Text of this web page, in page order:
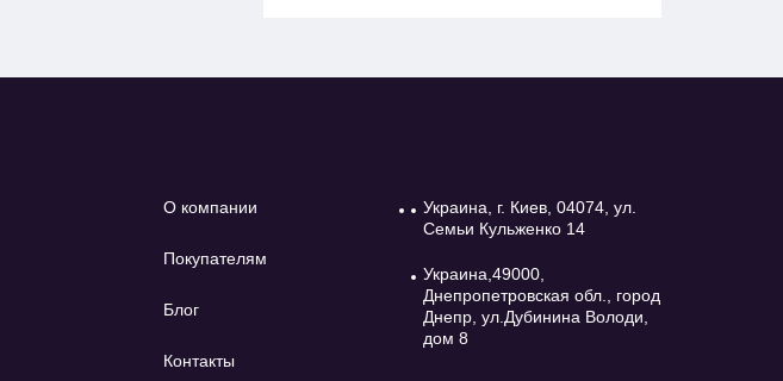
О компании
Покупателям
Блог
Контакты
Украина, г. Киев, 04074, ул.
Семьи Кульженко 14
Украина,49000,
Днепропетровская обл., город
Днепр, ул.Дубинина Володи,
дом 8